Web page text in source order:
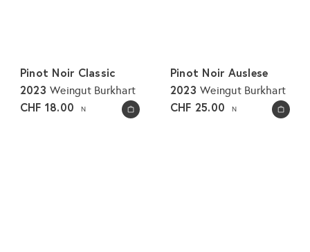
In den Warenkorb legen
Pinot Noir Classic
2023Weingut Burkhart
CHF 18.00 N In den Warenkorb legen
Pinot Noir Auslese
2023Weingut Burkhart
CHF 25.00 N